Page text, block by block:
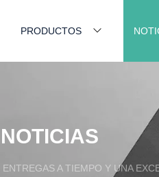
PRODUCTOS
A TIEMPO Y UNA